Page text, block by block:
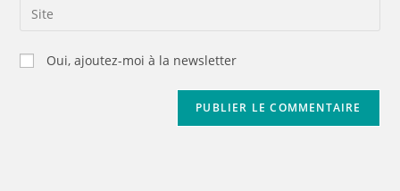
Oui, ajoutez-moi à la newsletter